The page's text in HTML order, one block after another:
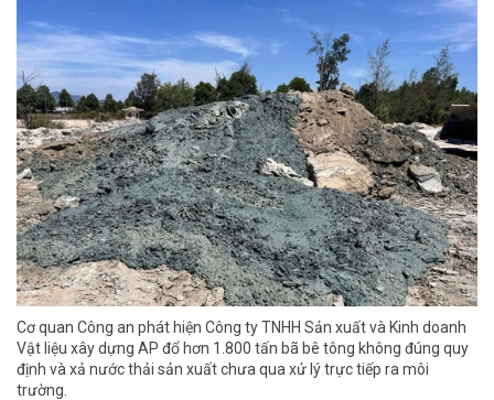
Cơ quan Công an phát hiện Công ty TNHH Sản xuất và Kinh doanh
Vật liệu xây dựng AP đổ hơn 1.800 tấn bã bê tông không đúng quy
định và xả nước thải sản xuất chưa qua xử lý trực tiếp ra môi
trường.